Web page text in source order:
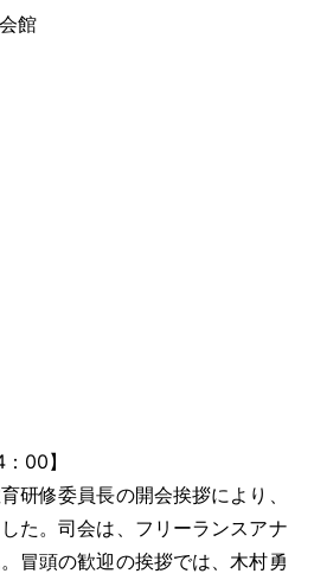
館
00】
研修委員長の開会挨拶により、
た。司会は、フリーランスアナ
冒頭の歓迎の挨拶では、木村勇